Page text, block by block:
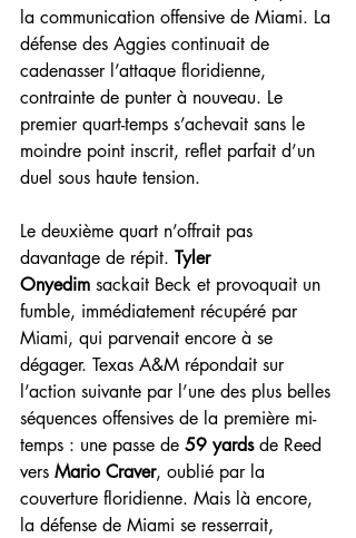
la communication offensive de Miami. La
défense des Aggies continuait de
cadenasser l’attaque floridienne,
contrainte de punter à nouveau. Le
premier quart-temps s’achevait sans le
moindre point inscrit, reflet parfait d’un
duel sous haute tension.
Le deuxième quart n’offrait pas
davantage de répit. Tyler
Onyedim sackait Beck et provoquait un
fumble, immédiatement récupéré par
Miami, qui parvenait encore à se
dégager. Texas A&M répondait sur
l’action suivante par l’une des plus belles
séquences offensives de la première mi-
temps : une passe de 59 yards de Reed
vers Mario Craver, oublié par la
couverture floridienne. Mais là encore,
la défense de Miami se resserrait,